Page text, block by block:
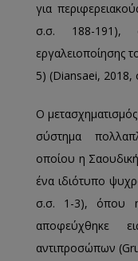
για
σ.σ. 188-191),
εργαλειοποίησης
5) (Diansaei, 2018,
Ο
σύστημα
οποίου η
ένα ιδιότυπο
σ.σ. 1-3), όπου η
αποφεύχθηκε
αντιπροσώπων